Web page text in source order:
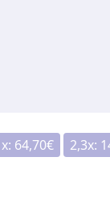
x: 64,70€ 2,3x: